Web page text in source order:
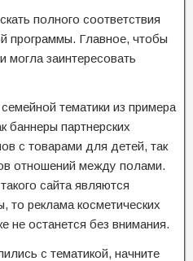
полного соответствия
программы. Главное, чтобы
могла заинтересовать
тематики из примера
баннеры партнерских
с товарами для детей, так
отношений между полами.
сайта являются
реклама косметических
не останется без внимания.
с тематикой, начните